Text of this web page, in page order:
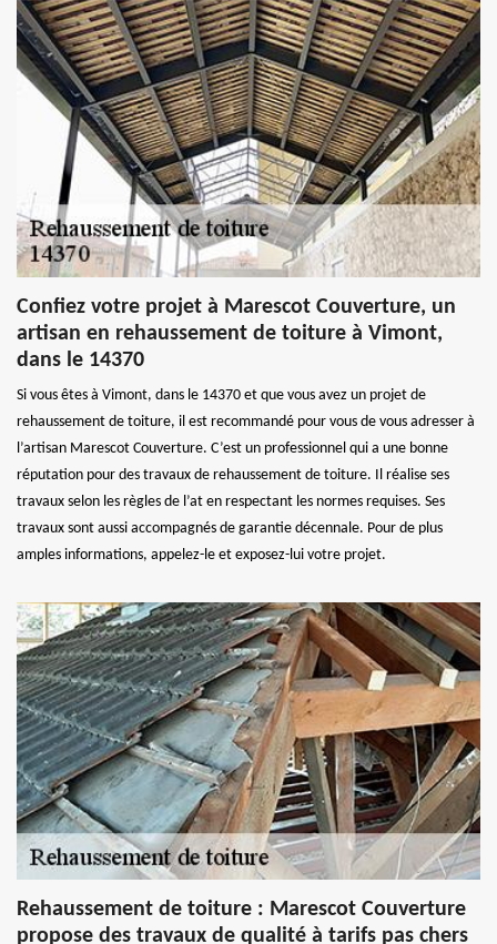
Confiez votre projet à Marescot Couverture, un
artisan en rehaussement de toiture à Vimont,
dans le 14370
Si vous êtes à Vimont, dans le 14370 et que vous avez un projet de
rehaussement de toiture, il est recommandé pour vous de vous adresser à
l’artisan Marescot Couverture. C’est un professionnel qui a une bonne
réputation pour des travaux de rehaussement de toiture. Il réalise ses
travaux selon les règles de l’at en respectant les normes requises. Ses
travaux sont aussi accompagnés de garantie décennale. Pour de plus
amples informations, appelez-le et exposez-lui votre projet.
Rehaussement de toiture : Marescot Couverture
propose des travaux de qualité à tarifs pas chers